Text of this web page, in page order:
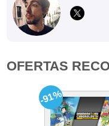
OFERTAS
-91%